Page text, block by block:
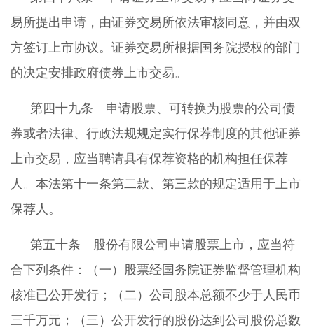
易所提出申请，由证券交易所依法审核同意，并由双
方签订上市协议。证券交易所根据国务院授权的部门
的决定安排政府债券上市交易。
第四十九条 申请股票、可转换为股票的公司债
券或者法律、行政法规规定实行保荐制度的其他证券
上市交易，应当聘请具有保荐资格的机构担任保荐
人。本法第十一条第二款、第三款的规定适用于上市
保荐人。
第五十条 股份有限公司申请股票上市，应当符
合下列条件：（一）股票经国务院证券监督管理机构
核准已公开发行；（二）公司股本总额不少于人民币
三千万元；（三）公开发行的股份达到公司股份总数